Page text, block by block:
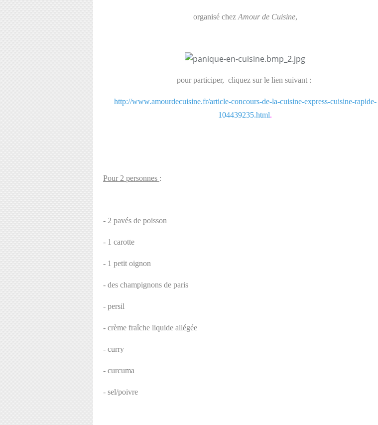
organisé chez Amour de Cuisine,
pour participer, cliquez sur le lien suivant :
http://www.amourdecuisine.fr/article-concours-de-la-cuisine-express-cuisine-rapide-
104439235.html.
Pour 2 personnes :
- 2 pavés de poisson
- 1 carotte
- 1 petit oignon
- des champignons de paris
- persil
- crème fraîche liquide allégée
- curry
- curcuma
- sel/poivre